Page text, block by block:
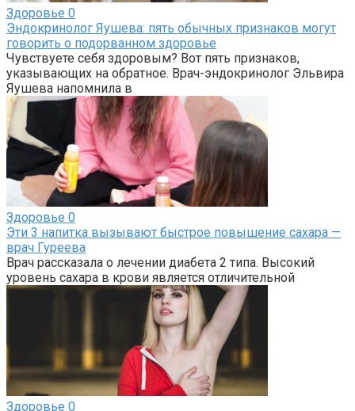
Здоровье 0
Эндокринолог Яушева: пять обычных признаков могут
говорить о подорванном здоровье
Чувствуете себя здоровым? Вот пять признаков,
указывающих на обратное. Врач-эндокринолог Эльвира
Яушева напомнила в
Здоровье 0
Эти 3 напитка вызывают быстрое повышение сахара —
врач Гуреева
Врач рассказала о лечении диабета 2 типа. Высокий
уровень сахара в крови является отличительной
Здоровье 0